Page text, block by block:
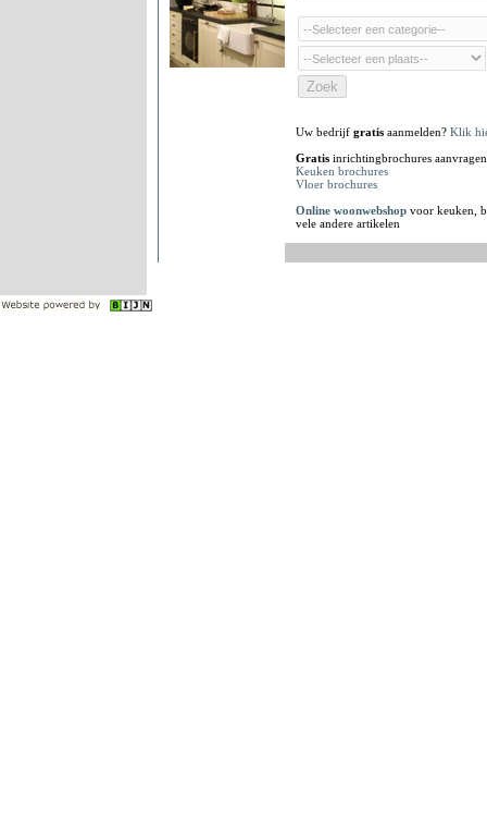
Uw bedrijf gratis aanmelden? Klik
Gratis inrichtingbrochures
Keuken brochures
Vloer brochures
Online woonwebshop voor keuken,
vele andere artikelen